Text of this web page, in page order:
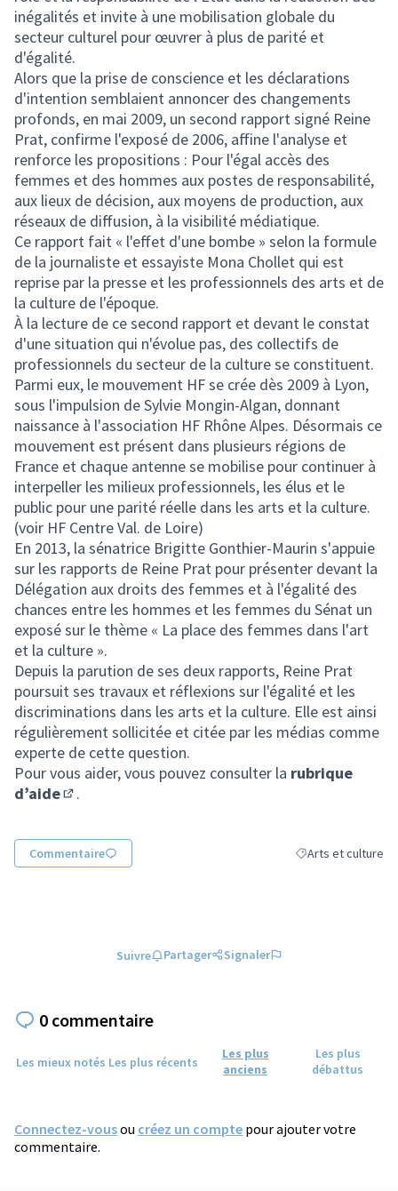
inégalités et invite à une mobilisation globale du
secteur culturel pour œuvrer à plus de parité et
d'égalité.
Alors que la prise de conscience et les déclarations
d'intention semblaient annoncer des changements
profonds, en mai 2009, un second rapport signé Reine
Prat, confirme l'exposé de 2006, affine l'analyse et
renforce les propositions : Pour l'égal accès des
femmes et des hommes aux postes de responsabilité,
aux lieux de décision, aux moyens de production, aux
réseaux de diffusion, à la visibilité médiatique.
Ce rapport fait « l'effet d'une bombe » selon la formule
de la journaliste et essayiste Mona Chollet qui est
reprise par la presse et les professionnels des arts et de
la culture de l'époque.
À la lecture de ce second rapport et devant le constat
d'une situation qui n'évolue pas, des collectifs de
professionnels du secteur de la culture se constituent.
Parmi eux, le mouvement HF se crée dès 2009 à Lyon,
sous l'impulsion de Sylvie Mongin-Algan, donnant
naissance à l'association HF Rhône Alpes. Désormais ce
mouvement est présent dans plusieurs régions de
France et chaque antenne se mobilise pour continuer à
interpeller les milieux professionnels, les élus et le
public pour une parité réelle dans les arts et la culture.
(voir HF Centre Val. de Loire)
En 2013, la sénatrice Brigitte Gonthier-Maurin s'appuie
sur les rapports de Reine Prat pour présenter devant la
Délégation aux droits des femmes et à l'égalité des
chances entre les hommes et les femmes du Sénat un
exposé sur le thème « La place des femmes dans l'art
et la culture ».
Depuis la parution de ses deux rapports, Reine Prat
poursuit ses travaux et réflexions sur l'égalité et les
discriminations dans les arts et la culture. Elle est ainsi
régulièrement sollicitée et citée par les médias comme
experte de cette question.
Pour vous aider, vous pouvez consulter la rubrique
d’aide
.
Commentaire Filtrer les
Arts et culture
Suivre Partager Signaler
0 commentaire
Les mieux notés Les plus récents
Les plus
anciens
Les plus
débattus
Connectez-vousou créez un compte pour ajouter votre
commentaire.